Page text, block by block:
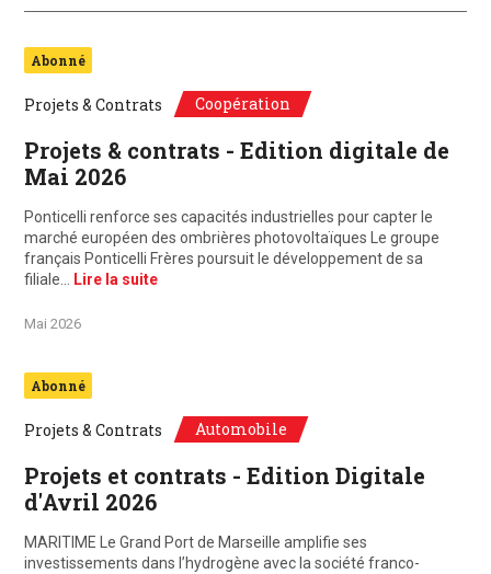
Abonné
Projets & Contrats Coopération
Projets & contrats - Edition digitale de
Mai 2026
Ponticelli renforce ses capacités industrielles pour capter le
marché européen des ombrières photovoltaïques Le groupe
français Ponticelli Frères poursuit le développement de sa
filiale…
Lire la suite
Mai 2026
Abonné
Projets & Contrats Automobile
Projets et contrats - Edition Digitale
d'Avril 2026
MARITIME Le Grand Port de Marseille amplifie ses
investissements dans l’hydrogène avec la société franco-